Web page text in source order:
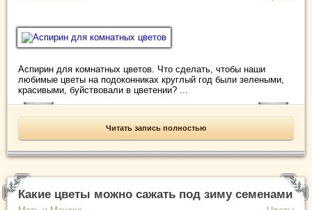
Аспирин для комнатных цветов. Что сделать, чтобы наши
любимые цветы на подоконниках круглый год были зелеными,
красивыми, буйствовали в цветении? ...
Читать запись полностью
Какие цветы можно сажать под зиму семенами